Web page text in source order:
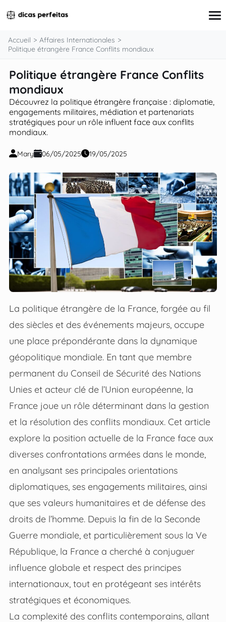
Finance & Économie
Éducation
Santé & Environnement
Technologie & Innovation
Société & Culture
Accueil
Affaires Internationales
Politique étrangère France Conflits mondiaux
Politique étrangère France Conflits
mondiaux
Découvrez la politique étrangère française : diplomatie,
engagements militaires, médiation et partenariats
stratégiques pour un rôle influent face aux conflits
mondiaux.
Mary 06/05/2025 19/05/2025
La politique étrangère de la France, forgée au fil
des siècles et des événements majeurs, occupe
une place prépondérante dans la dynamique
géopolitique mondiale. En tant que membre
permanent du Conseil de Sécurité des Nations
Unies et acteur clé de l’Union européenne, la
France joue un rôle déterminant dans la gestion
et la résolution des conflits mondiaux. Cet article
explore la position actuelle de la France face aux
diverses confrontations armées dans le monde,
en analysant ses principales orientations
diplomatiques, ses engagements militaires, ainsi
que ses valeurs humanitaires et de défense des
droits de l’homme. Depuis la fin de la Seconde
Guerre mondiale, et particulièrement sous la Ve
République, la France a cherché à conjuguer
influence globale et respect des principes
internationaux, tout en protégeant ses intérêts
stratégiques et économiques.
La complexité des conflits contemporains, allant